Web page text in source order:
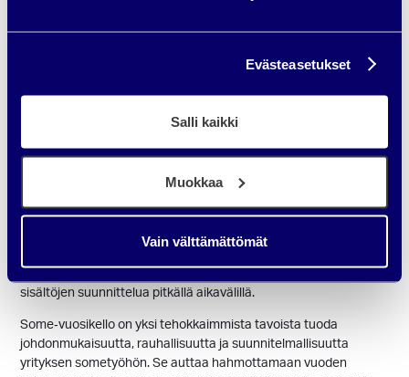
Evästeasetukset
Salli kaikki
Muokkaa
Vain välttämättömät
Some-vuosikello – selkeyttä
ja rytmiä vuoden
suunnitteluun
askel on tuoda tekemiseen selkeä rytmi ja ennakoitavuus.
Some‑vuosikello auttaa siirtämään strategian käytännön
sisältöjen suunnittelua pitkällä aikavälillä.
Some‑vuosikello on yksi tehokkaimmista tavoista tuoda
johdonmukaisuutta, rauhallisuutta ja suunnitelmallisuutta
yrityksen sometyöhön. Se auttaa hahmottamaan vuoden